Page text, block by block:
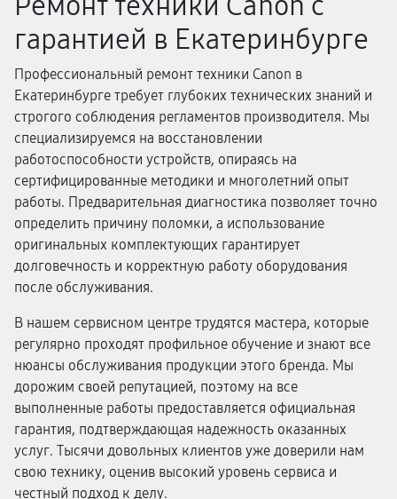
гарантией в Екатеринбурге
Профессиональный ремонт техники Canon в
Екатеринбурге требует глубоких технических знаний и
строгого соблюдения регламентов производителя. Мы
специализируемся на восстановлении
работоспособности устройств, опираясь на
сертифицированные методики и многолетний опыт
работы. Предварительная диагностика позволяет точно
определить причину поломки, а использование
оригинальных комплектующих гарантирует
долговечность и корректную работу оборудования
после обслуживания.
В нашем сервисном центре трудятся мастера, которые
регулярно проходят профильное обучение и знают все
нюансы обслуживания продукции этого бренда. Мы
дорожим своей репутацией, поэтому на все
выполненные работы предоставляется официальная
гарантия, подтверждающая надежность оказанных
услуг. Тысячи довольных клиентов уже доверили нам
свою технику, оценив высокий уровень сервиса и
честный подход к делу.